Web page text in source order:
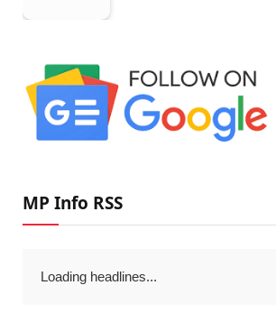
MP Info RSS
Loading headlines...